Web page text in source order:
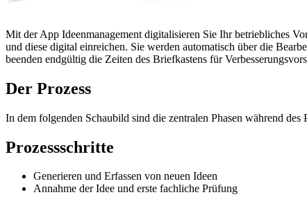
Mit der App Ideenmanagement digitalisieren Sie Ihr betriebliches
und diese digital einreichen. Sie werden automatisch über die
beenden endgültig die Zeiten des Briefkastens für
Der Prozess
In dem folgenden Schaubild sind die zentralen Phasen während des
Prozessschritte
Generieren und Erfassen von neuen Ideen
Annahme der Idee und erste fachliche Prüfung